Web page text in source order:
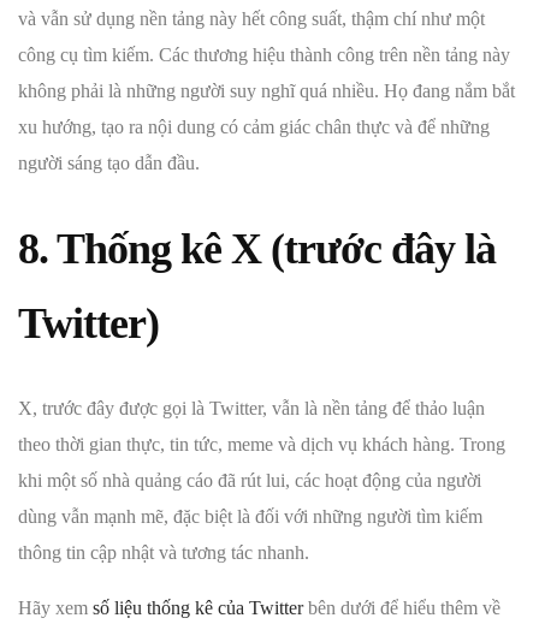
và vẫn sử dụng nền tảng này hết công suất, thậm chí như một
công cụ tìm kiếm. Các thương hiệu thành công trên nền tảng này
không phải là những người suy nghĩ quá nhiều. Họ đang nắm bắt
xu hướng, tạo ra nội dung có cảm giác chân thực và để những
người sáng tạo dẫn đầu.
8. Thống kê X (trước đây là
Twitter)
X, trước đây được gọi là Twitter, vẫn là nền tảng để thảo luận
theo thời gian thực, tin tức, meme và dịch vụ khách hàng. Trong
khi một số nhà quảng cáo đã rút lui, các hoạt động của người
dùng vẫn mạnh mẽ, đặc biệt là đối với những người tìm kiếm
thông tin cập nhật và tương tác nhanh.
Hãy xem số liệu thống kê của Twitterbên dưới để hiểu thêm về